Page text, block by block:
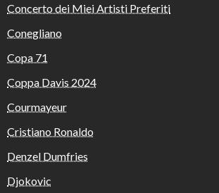
Concerto dei Miei Artisti Preferiti
Conegliano
Copa 71
Coppa Davis 2024
Courmayeur
Cristiano Ronaldo
Denzel Dumfries
Djokovic